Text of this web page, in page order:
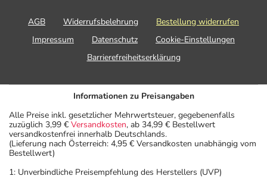
AGB Widerrufsbelehrung
Bestellung widerrufen
Impressum
Datenschutz
Cookie-Einstellungen
Barrierefreiheitserklärung
Informationen zu Preisangaben
Alle Preise inkl. gesetzlicher Mehrwertsteuer, gegebenenfalls
zuzüglich 3,99 € Versandkosten, ab 34,99 € Bestellwert
versandkostenfrei innerhalb Deutschlands.
(Lieferung nach Österreich: 4,95 € Versandkosten unabhängig vom
Bestellwert)
1: Unverbindliche Preisempfehlung des Herstellers (UVP)